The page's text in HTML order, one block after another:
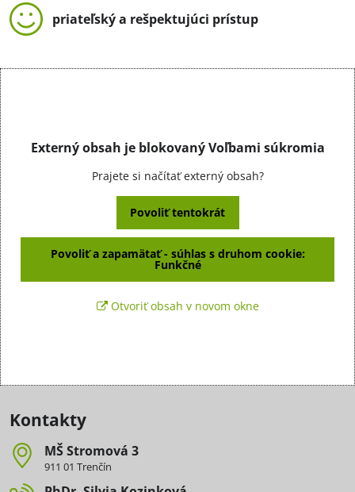
priateľský a rešpektujúci prístup
Externý obsah je blokovaný Voľbami súkromia
Prajete si načítať externý obsah?
Povoliť tentokrát
Povoliť a zapamätať - súhlas s druhom cookie:
Funkčné
Otvoriť obsah v novom okne
Kontakty
MŠ Stromová 3
911 01 Trenčín